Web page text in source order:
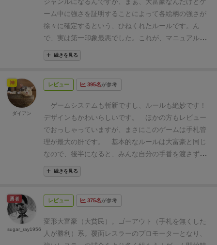
高 カードの形が面白い！
斬新さ
★★★★ ルールが変わっていて面白い
ーム中に強さを証明することによって各絵柄の強さが
徐々に確定するという、ひねくれたルールです。
ん
で、実は第一印象最悪でした。
これが、マニュアルが
疑問点だらけで
（http://oinkgms.com/?pid=75726620）やら
た。んで、一度覚えてさえしまえば、実はそこまで難
うになったりします。プレイ感覚が独特ですぐ終わる
ので、リピートしたくなるし。
スルメゲーな印象で
す。
あと、好みはわかれるとは思います。。。
続きを見る
レビュー 395名が参考
ゲームシステムも斬新ですし、ルールも絶妙です！
デザインもかわいらしいです。
ほかの方もレビュー
でおっしゃっていますが、まさにこのゲームは手札管
理が最大の肝です。
基本的なルールは大富豪と同じ
なので、後半になると、みんな自分の手番を渡さずに
手札を一気に出し切れるかどうかを読むようになりま
す。カードを小出しにせず、ぐっと我慢して自分の
色を最強カードにしてくれると‥思わず心の中でニヤ
のプレイヤーに手番をキープされたまま押し切られる
こともありますが‥。
運の要素は小さくないです
続きを見る
神
ダイアン
レビュー 375名が参考
変形大富豪（大貧民）。ゴーアウト（手札を無くした
人が勝利）系。 覆面レスラーのプロモーターとなり、
勇者
sugar_ray1956